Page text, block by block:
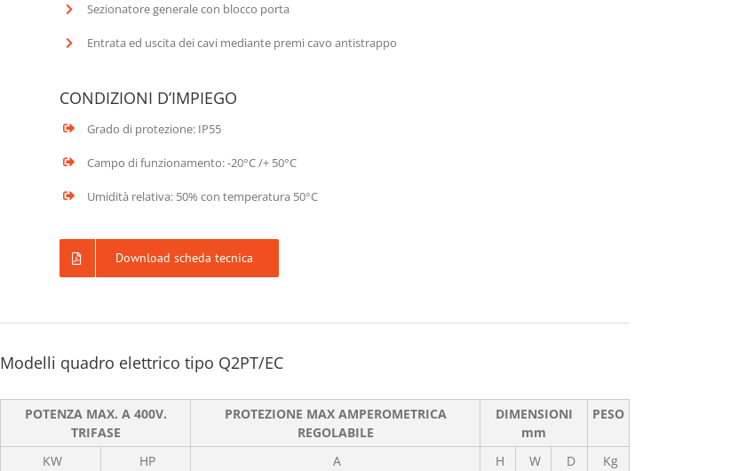
Sezionatore generale con blocco porta
Entrata ed uscita dei cavi mediante premi cavo antistrappo
CONDIZIONI D’IMPIEGO
Grado di protezione: IP55
Campo di funzionamento: -20°C /+ 50°C
Umidità relativa: 50% con temperatura 50°C
Download scheda tecnica
Modelli quadro elettrico tipo Q2PT/EC
POTENZA MAX. A 400V.
TRIFASE
PROTEZIONE MAX AMPEROMETRICA
REGOLABILE
DIMENSIONI
mm
PESO
KW HP A H W D
Kg